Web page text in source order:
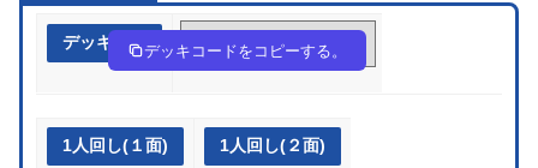
デッキ作成 MXMppS-xybMRr-yMRyyE
デッキコードをコピーする。
1人回し(１面) 1人回し(２面)